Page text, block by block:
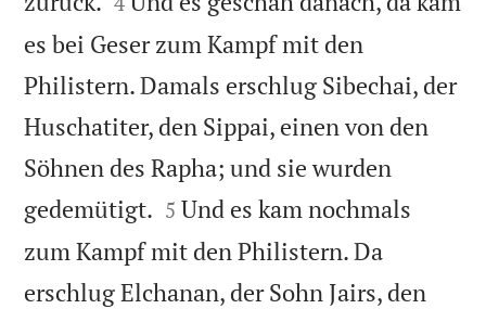
es bei Geser zum Kampf mit den
Philistern. Damals erschlug Sibechai, der
Huschatiter, den Sippai, einen von den
Söhnen des Rapha; und sie wurden
gedemütigt. 

5 Und es kam nochmals
zum Kampf mit den Philistern. Da
erschlug Elchanan, der Sohn Jairs, den